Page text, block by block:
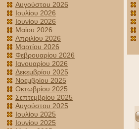
Αυγούστου 2026
Ιουλίου 2026
Ιουνίου 2026
Μαΐου 2026
Απριλίου 2026
Μαρτίου 2026
Φεβρουαρίου 2026
Ιανουαρίου 2026
Δεκεμβρίου 2025
Νοεμβρίου 2025
Οκτωβρίου 2025
Σεπτεμβρίου 2025
Αυγούστου 2025
Ιουλίου 2025
Ιουνίου 2025